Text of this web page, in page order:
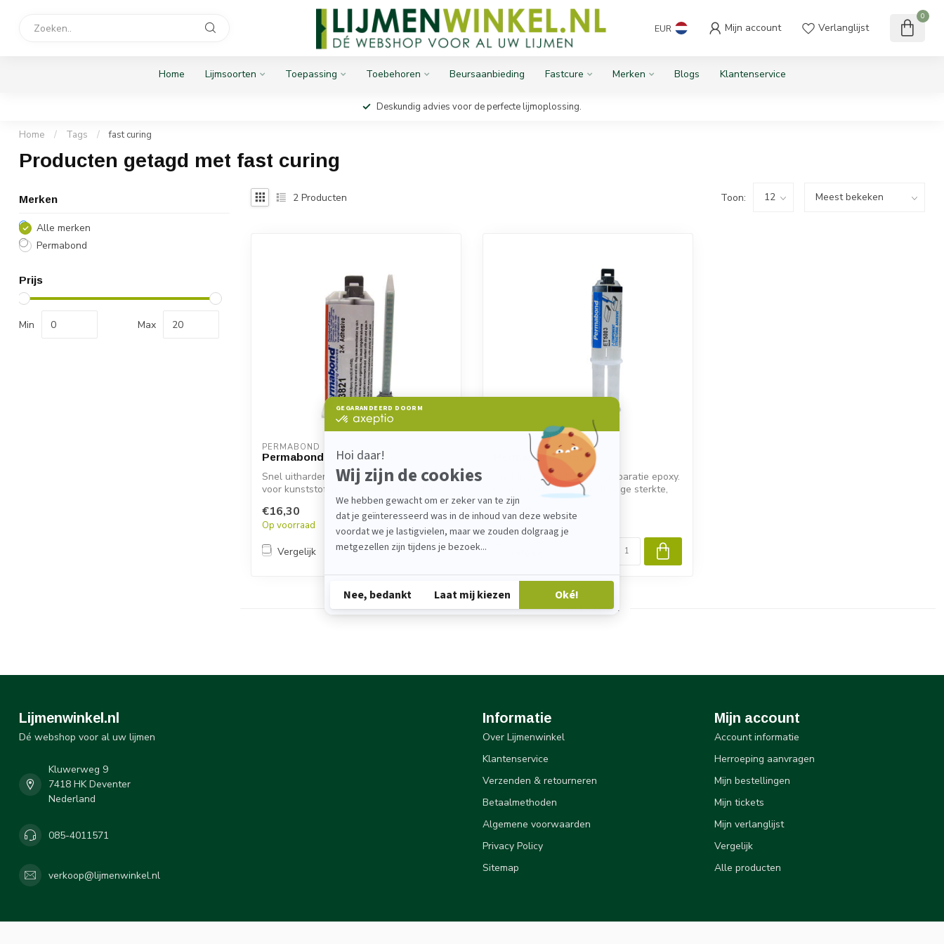
EUR Mijn account Verlanglijst
0
Home Lijmsoorten Toepassing Toebehoren Beursaanbieding Fastcure Merken Blogs Klantenservice
Deskundig advies voor de perfecte lijmoplossing.
Home / Tags / fast curing
Producten getagd met fast curing
Merken
Alle merken
Permabond
Prijs
Min Max
2 Producten Toon:
PERMABOND
Permabond MT3821
Snel uithardende 2K methacrylaatlijm
voor kunststof, metaal en composieten.
€16,30
Op voorraad
Vergelijk
PERMABOND
Permabond ET5003
Sneldrogende 2K metaal‑reparatie epoxy.
Permabond ET5003 biedt hoge sterkte,
sne...
€15,40
Backorder
Toon1-2van 2
Lijmenwinkel.nl
Dé webshop voor al uw lijmen
Kluwerweg 9
7418 HK Deventer
Nederland
085-4011571
verkoop@lijmenwinkel.nl
Informatie
Over Lijmenwinkel
Klantenservice
Verzenden & retourneren
Betaalmethoden
Algemene voorwaarden
Privacy Policy
Sitemap
Mijn account
Account informatie
Herroeping aanvragen
Mijn bestellingen
Mijn tickets
Mijn verlanglijst
Vergelijk
Alle producten